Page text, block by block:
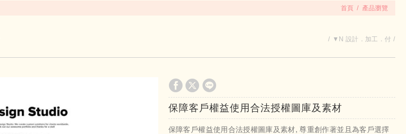
首頁 產品瀏覽
▼N 設計．加工．付
保障客戶權益使用合法授權圖庫及素材
保障客戶權益使用合法授權圖庫及素材, 尊重創作著並且為客戶選擇